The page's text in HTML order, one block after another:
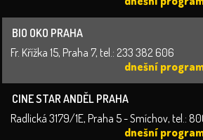
BIO OKO PRAHA
Fr. Křížka 15, Praha 7, tel.: 233 382 606
dnešní
CINE STAR ANDĚL PRAHA
Radlická 3179/1E, Praha 5 - Smíchov, tel.:
dnešní